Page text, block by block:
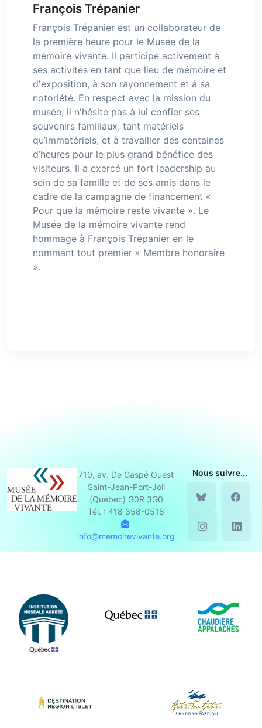
François Trépanier
François Trépanier est un collaborateur de
la première heure pour le Musée de la
mémoire vivante. Il participe activement à
ses activités en tant que lieu de mémoire et
d'exposition, à son rayonnement et à sa
notoriété. En respect avec la mission du
musée, il n'hésite pas à lui confier ses
souvenirs familiaux, tant matériels
qu’immatériels, et à travailler des centaines
d’heures pour le plus grand bénéfice des
visiteurs. Il a exercé un fort leadership au
sein de sa famille et de ses amis dans le
cadre de la campagne de financement «
Pour que la mémoire reste vivante ». Le
Musée de la mémoire vivante rend
hommage à François Trépanier en le
nommant tout premier « Membre honoraire
».
710, av. De Gaspé Ouest
Saint-Jean-Port-Joli
(Québec) G0R 3G0
Tél. : 418 358-0518
info@memoirevivante.org
Nous suivre...